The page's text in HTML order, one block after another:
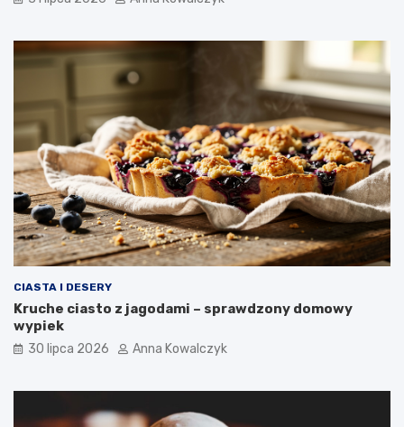
CIASTA I DESERY
Kruche ciasto z jagodami – sprawdzony domowy
wypiek
30 lipca 2026 Anna Kowalczyk